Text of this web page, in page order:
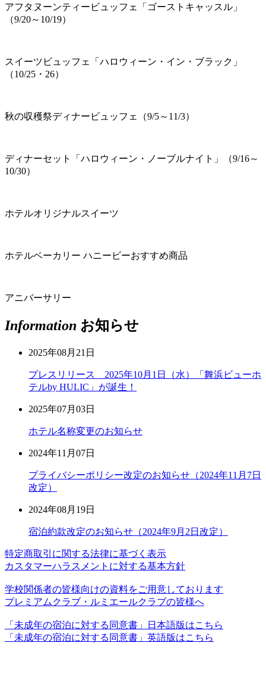
アフタヌーンティービュッフェ「ゴーストキャッスル」
（9/20～10/19）
スイーツビュッフェ「ハロウィーン・イン・ブラック」
（10/25・26）
秋の収穫祭ディナービュッフェ（9/5～11/3）
ディナーセット「ハロウィーン・ノーブルナイト」（9/16～
10/30）
ホテルオリジナルスイーツ
ホテルベーカリー ハニービーおすすめ商品
アニバーサリー
Information お知らせ
2025年08月21日
プレスリリース 2025年10月1日（水）「舞浜ビューホ
テルby HULIC」が誕生！
2025年07月03日
ホテル名称変更のお知らせ
2024年11月07日
プライバシーポリシー改定のお知らせ（2024年11月7日
改定）
2024年08月19日
宿泊約款改定のお知らせ（2024年9月2日改定）
特定商取引に関する法律に基づく表示
カスタマーハラスメントに対する基本方針
学校関係者の皆様向けの資料をご用意しております
プレミアムクラブ・ルミエールクラブの皆様へ
「未成年の宿泊に対する同意書」日本語版はこちら
「未成年の宿泊に対する同意書」英語版はこちら